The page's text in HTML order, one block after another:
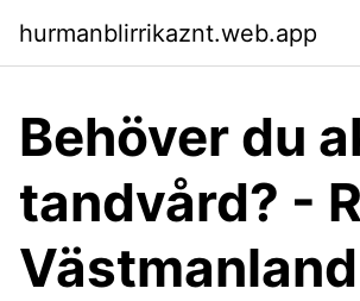
hurmanblirrikaznt.web.app
Behöver du
tandvård? -
Västmanland